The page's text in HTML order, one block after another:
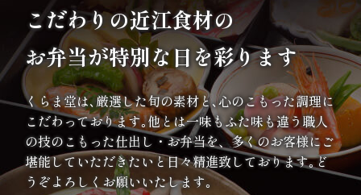
舗
案
内
種
類
こだわりの近江食材の
お弁当が特別な日を彩ります
くらま堂は､厳選した旬の素材と､心のこもった調理に
こだわっております｡他とは一味もふた味も違う職人
の技のこもった仕出し・お弁当を、多くのお客様にご
堪能していただきたいと日々精進致しております｡ど
うぞよろしくお願いいたします｡